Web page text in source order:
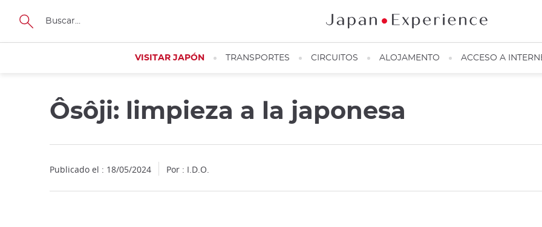
Tamaño
VISITAR JAPÓN TRANSPORTES CIRCUITOS ALOJAMENTO ACCESO A
Ôsôji: limpieza a la japonesa
Publicado el : 18/05/2024 Por : I.D.O.